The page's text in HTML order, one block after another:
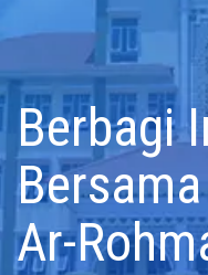
Berbagi
Ar-